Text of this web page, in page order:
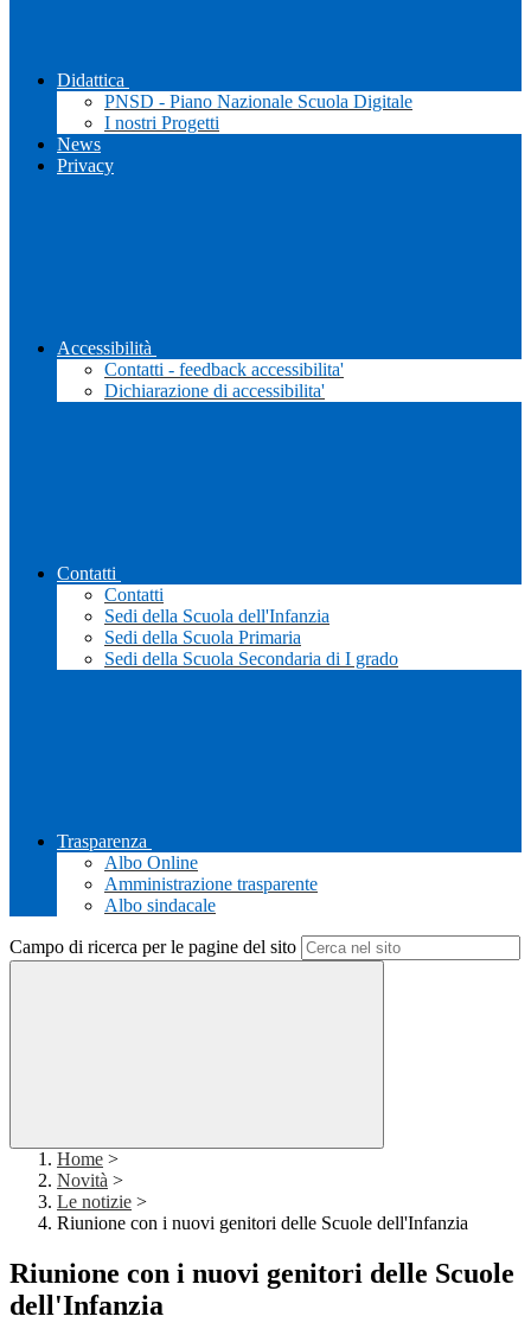
Didattica
PNSD - Piano Nazionale Scuola Digitale
I nostri Progetti
News
Privacy
Accessibilità
Contatti - feedback accessibilita'
Dichiarazione di accessibilita'
Contatti
Contatti
Sedi della Scuola dell'Infanzia
Sedi della Scuola Primaria
Sedi della Scuola Secondaria di I grado
Trasparenza
Albo Online
Amministrazione trasparente
Albo sindacale
Campo di ricerca per le pagine del sito
Home >
Novità >
Le notizie >
Riunione con i nuovi genitori delle Scuole dell'Infanzia
Riunione con i nuovi genitori delle Scuole
dell'Infanzia